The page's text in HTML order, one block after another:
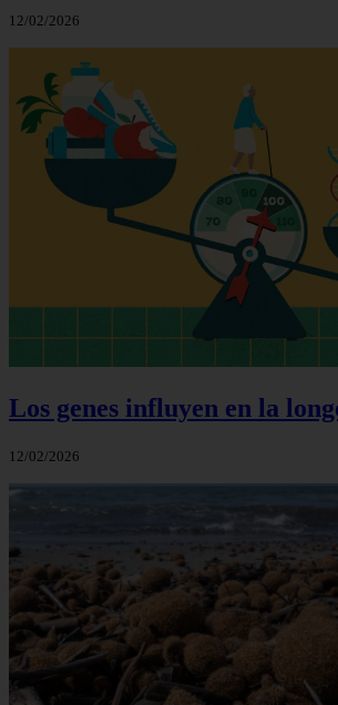
12/02/2026
Los genes influyen en la
12/02/2026